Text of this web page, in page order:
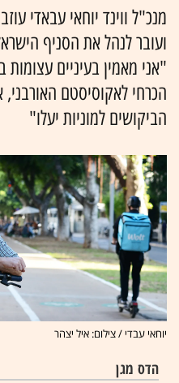
מנכ"ל ווינד יוחאי עבאדי
ועובר לנהל את הסניף
"אני מאמין בעיניים
הכרחי לאקוסיסטם
הביקושים למוניות יעלו"
יוחאי עבדי / צילום: איל יצהר
הדס מגן